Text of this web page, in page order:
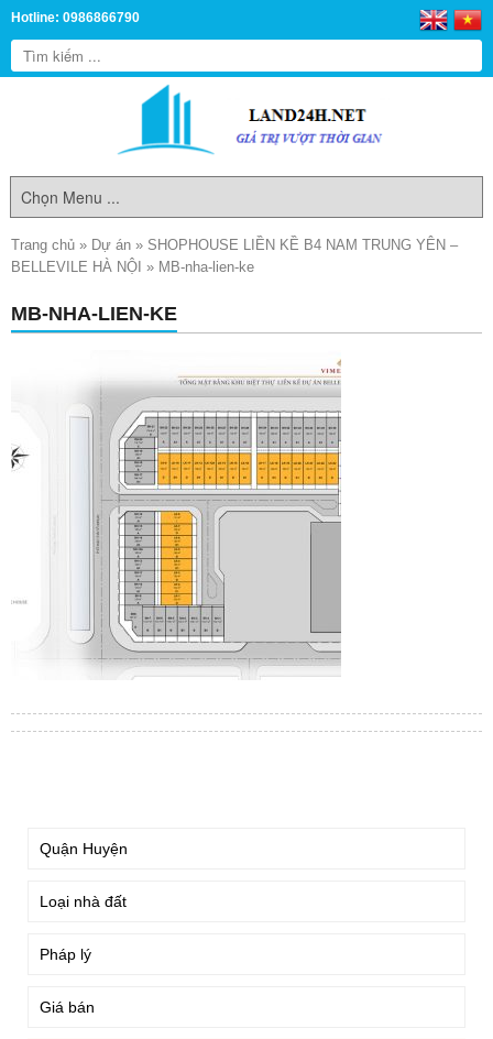
Hotline: 0986866790
Trang chủ » Dự án » SHOPHOUSE LIỀN KỀ B4 NAM TRUNG YÊN –
BELLEVILE HÀ NỘI » MB-nha-lien-ke
MB-NHA-LIEN-KE